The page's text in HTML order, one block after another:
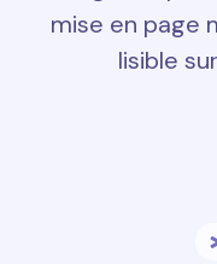
mise en page
lisible